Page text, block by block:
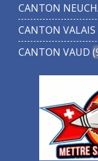
CANTON
CANTON VALAIS
CANTON VAUD